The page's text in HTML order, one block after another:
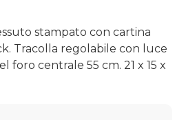
stampato con cartina
Tracolla regolabile con luce
foro centrale 55 cm. 21 x 15 x